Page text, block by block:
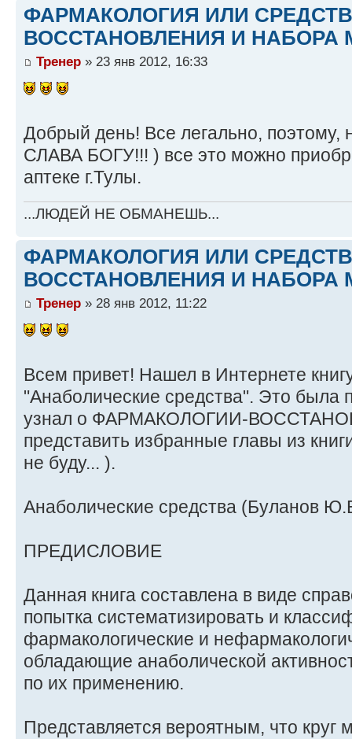
ФАРМАКОЛОГИЯ ИЛИ
ВОССТАНОВЛЕНИЯ И НАБОРА
Тренер » 23 янв 2012, 16:33
Добрый день! Все легально,
СЛАВА БОГУ!!! ) все это можно
аптеке г.Тулы.
...ЛЮДЕЙ НЕ ОБМАНЕШЬ...
ФАРМАКОЛОГИЯ ИЛИ
ВОССТАНОВЛЕНИЯ И НАБОРА
Тренер » 28 янв 2012, 11:22
Всем привет! Нашел в Интернете
"Анаболические средства". Это была
узнал о ФАРМАКОЛОГИИ-
представить избранные главы из
не буду... ).
Анаболические средства (Буланов
ПРЕДИСЛОВИЕ
Данная книга составлена в виде
попытка систематизировать и
фармакологические и
обладающие анаболической
по их применению.
Представляется вероятным, что круг